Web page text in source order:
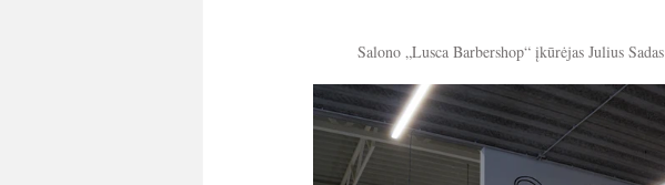
Salono „Lusca Barbershop“ įkūrėjas Julius Sadas